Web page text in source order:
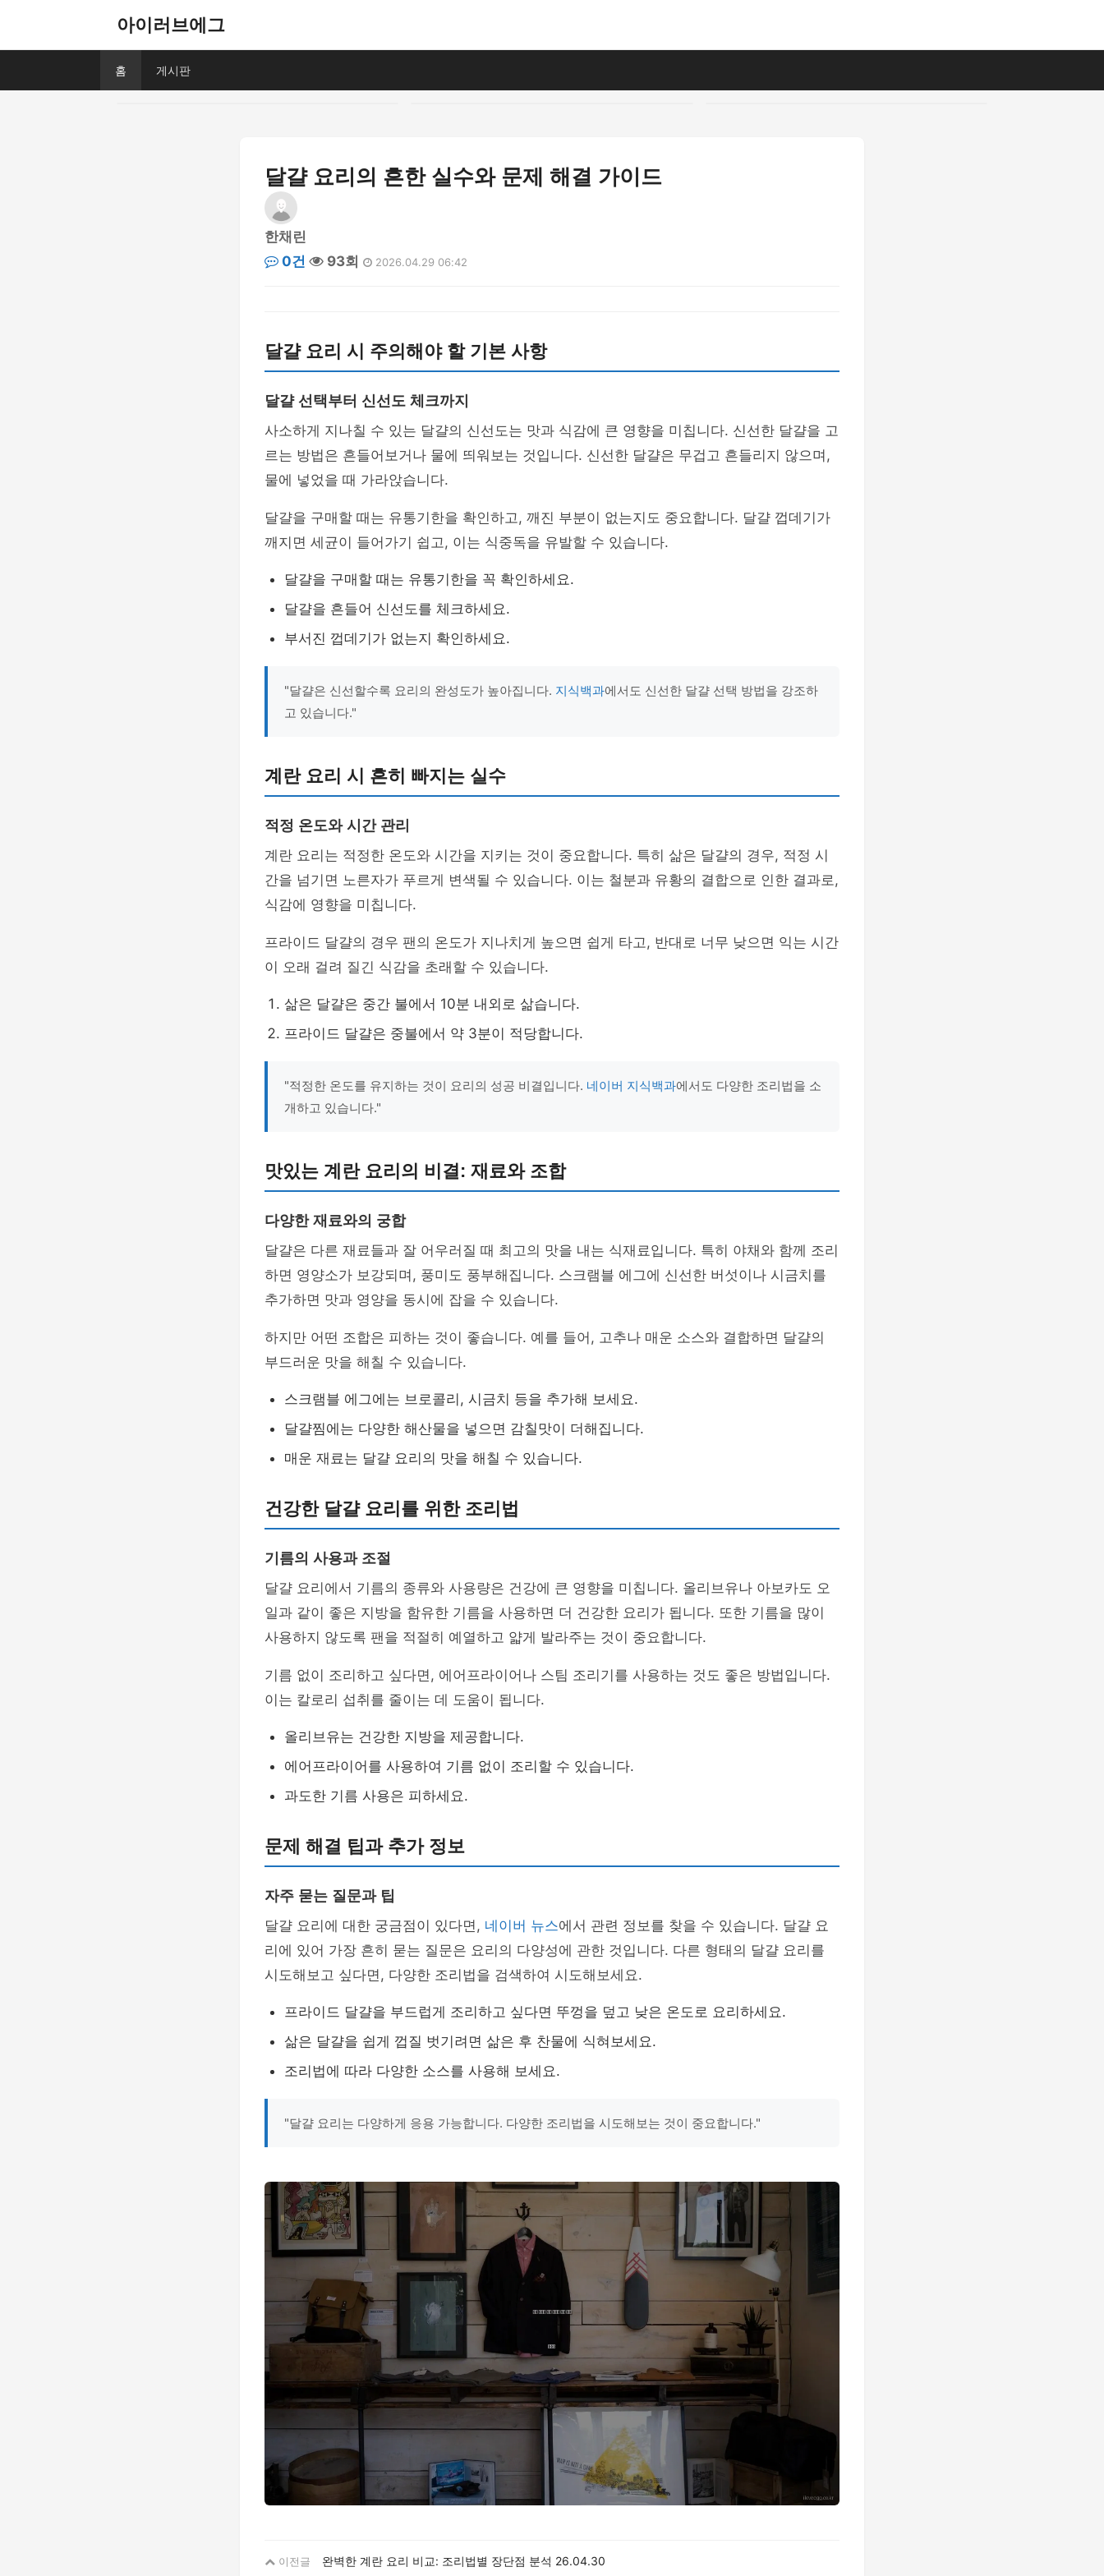
아이러브에그
홈 게시판
달걀 요리의 흔한 실수와 문제 해결 가이드
한채린
0건
93회 2026.04.29 06:42
달걀 요리 시 주의해야 할 기본 사항
달걀 선택부터 신선도 체크까지
사소하게 지나칠 수 있는 달걀의 신선도는 맛과 식감에 큰 영향을 미칩니다. 신선한 달걀을 고
르는 방법은 흔들어보거나 물에 띄워보는 것입니다. 신선한 달걀은 무겁고 흔들리지 않으며,
물에 넣었을 때 가라앉습니다.
달걀을 구매할 때는 유통기한을 확인하고, 깨진 부분이 없는지도 중요합니다. 달걀 껍데기가
깨지면 세균이 들어가기 쉽고, 이는 식중독을 유발할 수 있습니다.
달걀을 구매할 때는 유통기한을 꼭 확인하세요.
달걀을 흔들어 신선도를 체크하세요.
부서진 껍데기가 없는지 확인하세요.
"달걀은 신선할수록 요리의 완성도가 높아집니다. 지식백과에서도 신선한 달걀 선택 방법을 강조하
고 있습니다."
계란 요리 시 흔히 빠지는 실수
적정 온도와 시간 관리
계란 요리는 적정한 온도와 시간을 지키는 것이 중요합니다. 특히 삶은 달걀의 경우, 적정 시
간을 넘기면 노른자가 푸르게 변색될 수 있습니다. 이는 철분과 유황의 결합으로 인한 결과로,
식감에 영향을 미칩니다.
프라이드 달걀의 경우 팬의 온도가 지나치게 높으면 쉽게 타고, 반대로 너무 낮으면 익는 시간
이 오래 걸려 질긴 식감을 초래할 수 있습니다.
삶은 달걀은 중간 불에서 10분 내외로 삶습니다.
프라이드 달걀은 중불에서 약 3분이 적당합니다.
"적정한 온도를 유지하는 것이 요리의 성공 비결입니다. 네이버 지식백과에서도 다양한 조리법을 소
개하고 있습니다."
맛있는 계란 요리의 비결: 재료와 조합
다양한 재료와의 궁합
달걀은 다른 재료들과 잘 어우러질 때 최고의 맛을 내는 식재료입니다. 특히 야채와 함께 조리
하면 영양소가 보강되며, 풍미도 풍부해집니다. 스크램블 에그에 신선한 버섯이나 시금치를
추가하면 맛과 영양을 동시에 잡을 수 있습니다.
하지만 어떤 조합은 피하는 것이 좋습니다. 예를 들어, 고추나 매운 소스와 결합하면 달걀의
부드러운 맛을 해칠 수 있습니다.
스크램블 에그에는 브로콜리, 시금치 등을 추가해 보세요.
달걀찜에는 다양한 해산물을 넣으면 감칠맛이 더해집니다.
매운 재료는 달걀 요리의 맛을 해칠 수 있습니다.
건강한 달걀 요리를 위한 조리법
기름의 사용과 조절
달걀 요리에서 기름의 종류와 사용량은 건강에 큰 영향을 미칩니다. 올리브유나 아보카도 오
일과 같이 좋은 지방을 함유한 기름을 사용하면 더 건강한 요리가 됩니다. 또한 기름을 많이
사용하지 않도록 팬을 적절히 예열하고 얇게 발라주는 것이 중요합니다.
기름 없이 조리하고 싶다면, 에어프라이어나 스팀 조리기를 사용하는 것도 좋은 방법입니다.
이는 칼로리 섭취를 줄이는 데 도움이 됩니다.
올리브유는 건강한 지방을 제공합니다.
에어프라이어를 사용하여 기름 없이 조리할 수 있습니다.
과도한 기름 사용은 피하세요.
문제 해결 팁과 추가 정보
자주 묻는 질문과 팁
달걀 요리에 대한 궁금점이 있다면, 네이버 뉴스에서 관련 정보를 찾을 수 있습니다. 달걀 요
리에 있어 가장 흔히 묻는 질문은 요리의 다양성에 관한 것입니다. 다른 형태의 달걀 요리를
시도해보고 싶다면, 다양한 조리법을 검색하여 시도해보세요.
프라이드 달걀을 부드럽게 조리하고 싶다면 뚜껑을 덮고 낮은 온도로 요리하세요.
삶은 달걀을 쉽게 껍질 벗기려면 삶은 후 찬물에 식혀보세요.
조리법에 따라 다양한 소스를 사용해 보세요.
"달걀 요리는 다양하게 응용 가능합니다. 다양한 조리법을 시도해보는 것이 중요합니다."
이전글 완벽한 계란 요리 비교: 조리법별 장단점 분석 26.04.30